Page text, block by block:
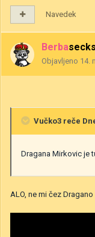
Navedek
Berbasecks
Objavljeno 14.
Vučko3 reče
Dragana Mirkovic je
ALO, ne mi čez Dragano